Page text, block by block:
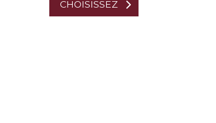
CHOISISSEZ